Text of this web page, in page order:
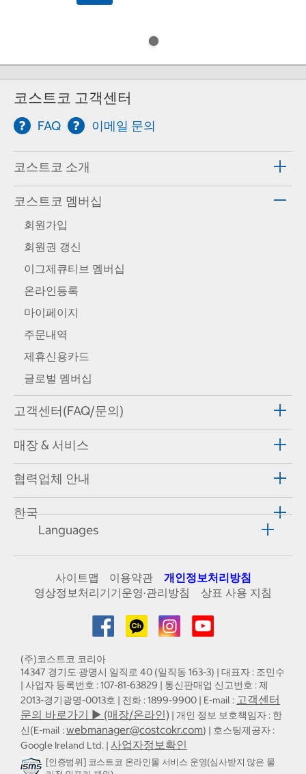
코스트코 고객센터
FAQ 이메일 문의
코스트코 소개
코스트코 멤버십
회원가입
회원권 갱신
이그제큐티브 멤버십
온라인등록
마이페이지
주문내역
제휴신용카드
글로벌 멤버십
고객센터(FAQ/문의)
매장 & 서비스
협력업체 안내
한국
Languages
사이트맵 이용약관
개인정보처리방침
영상정보처리기기운영·관리방침
상표 사용 지침
(주)코스트코 코리아
14347 경기도 광명시 일직로 40 (일직동 163-3) | 대표자 : 조민수
| 사업자 등록번호 : 107-81-63829 | 통신판매업 신고번호 : 제
2013-경기광명-0013호 | 전화 : 1899-9900 | E-mail : 고객센터
문의 바로가기 ▶ (매장/온라인) | 개인 정보 보호책임자 : 한
신(E-mail :webmanager@costcokr.com) | 호스팅제공자 :
Google Ireland Ltd. | 사업자정보확인
[인증범위] 코스트코 온라인몰 서비스 운영(심사받지 않은 물